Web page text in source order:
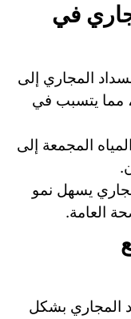
في
المجاري إلى
مما يتسبب في
المجمعة إلى
يسهل نمو
العامة.
المجاري بشكل